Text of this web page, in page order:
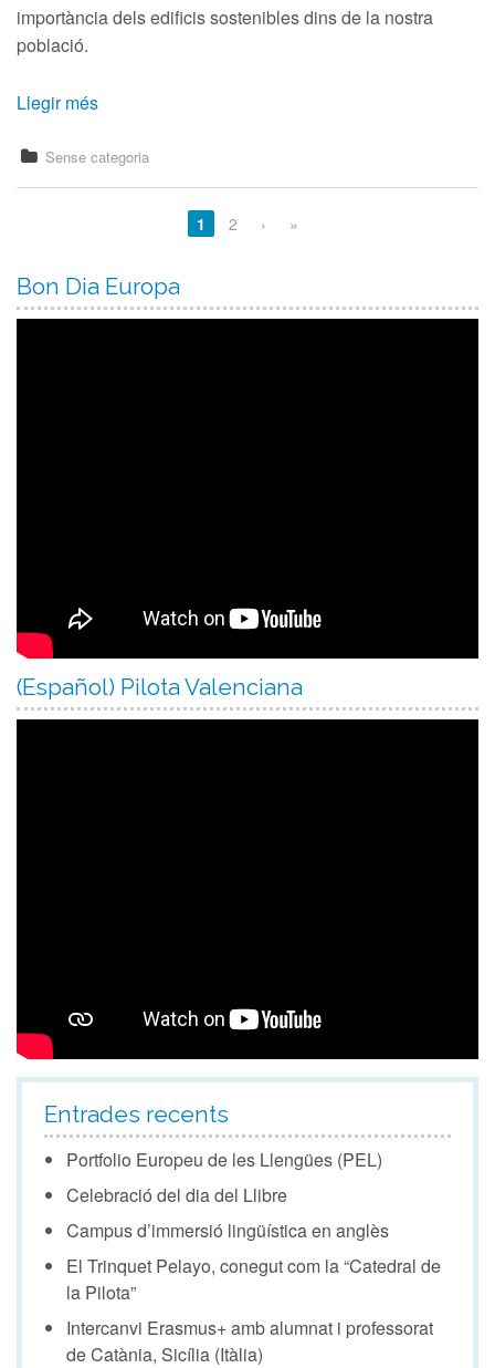
importància dels edificis sostenibles dins de la nostra
població.
Llegir més
Sense categoria
1 2 › »
Bon Dia Europa
(Español) Pilota Valenciana
Entrades recents
Portfolio Europeu de les Llengües (PEL)
Celebració del dia del Llibre
Campus d’immersió lingüística en anglès
El Trinquet Pelayo, conegut com la “Catedral de
la Pilota”
Intercanvi Erasmus+ amb alumnat i professorat
de Catània, Sicília (Itàlia)